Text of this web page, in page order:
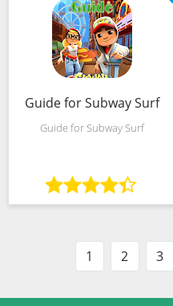
Guide for Subway Surf
Guide for Subway Surf
1 2 3